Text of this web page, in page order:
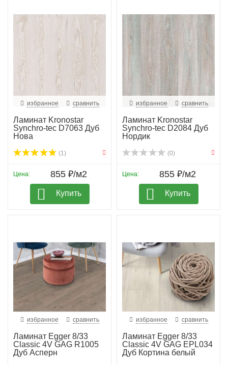
избранное сравнить
Ламинат Kronostar
Synchro-tec D7063 Дуб
Нова
(1)
Цена: 855 ₽/м2
Купить
избранное сравнить
Ламинат Kronostar
Synchro-tec D2084 Дуб
Нордик
(0)
Цена: 855 ₽/м2
Купить
избранное сравнить
Ламинат Egger 8/33
Classic 4V GAG R1005
Дуб Асперн
избранное сравнить
Ламинат Egger 8/33
Classic 4V GAG EPL034
Дуб Кортина белый